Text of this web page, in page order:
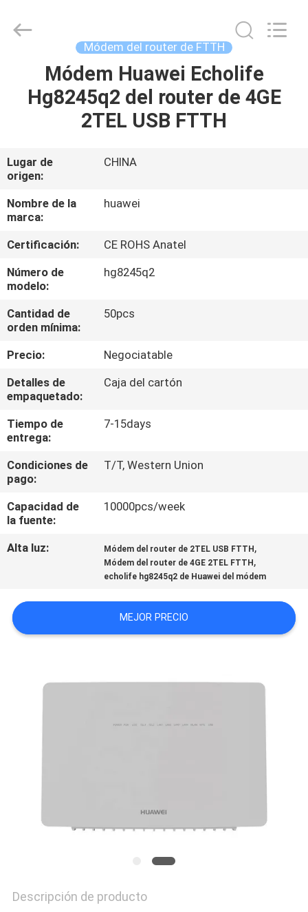
HOGAR
PRODUCTOS
SOBRE
NOSOTROS
VIAJE
DE
LA
DE
CALIDAD
ÉNTRENOS
EN
CONTACTO
CON
PIDA
MAPA
SITIO
LIMITED.
Módem del router de FTTH
Módem Huawei Echolife
Hg8245q2 del router de 4GE
2TEL USB FTTH
Lugar de
origen:
CHINA
Nombre de la
marca:
huawei
Certificación:
CE ROHS Anatel
Número de
modelo:
hg8245q2
Cantidad de
orden mínima:
50pcs
Precio:
Negociatable
Detalles de
empaquetado:
Caja del cartón
Tiempo de
entrega:
7-15days
Condiciones de
pago:
T/T, Western Union
Capacidad de
la fuente:
10000pcs/week
Alta luz: Módem del router de 2TEL USB FTTH ,
Módem del router de 4GE 2TEL FTTH ,
echolife hg8245q2 de Huawei del módem
MEJOR PRECIO
Descripción de producto